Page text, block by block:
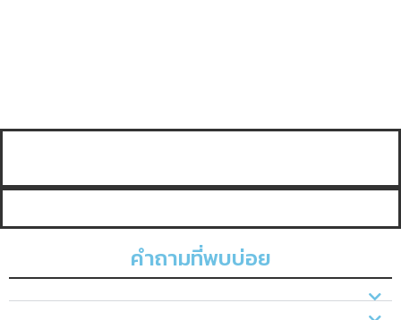
คำถามที่พบบ่อย